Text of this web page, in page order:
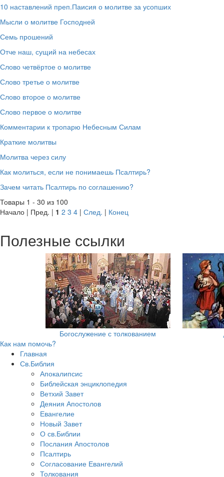
10 наставлений преп.Паисия о молитве за усопших
Мысли о молитве Господней
Семь прошений
Отче наш, сущий на небесах
Слово четвёртое о молитве
Слово третье о молитве
Слово второе о молитве
Слово первое о молитве
Комментарии к тропарю Небесным Силам
Краткие молитвы
Молитва через силу
Как молиться, если не понимаешь Псалтирь?
Зачем читать Псалтирь по соглашению?
Товары 1 - 30 из 100
Начало | Пред. | 1 2 3 4 | След. | Конец
Полезные ссылки
Богослужение с толкованием
Как нам помочь?
Главная
Св.Библия
Апокалипсис
Библейская энциклопедия
Ветхий Завет
Деяния Апостолов
Евангелие
Новый Завет
О св.Библии
Послания Апостолов
Псалтирь
Согласование Евангелий
Толкования